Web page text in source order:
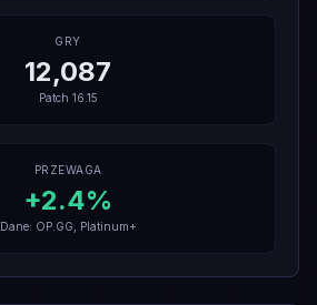
GRY
12,087
Patch 16.15
PRZEWAGA
+2.4%
Dane: OP.GG, Platinum+